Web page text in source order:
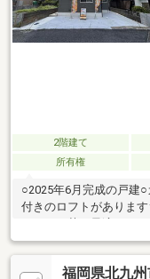
2階建て
所有権
○2025年6月完成の戸建
付きのロフトがありま
スペース荷も最適です
りです○LDKは約20帖と
です○２階にリビングが
すくプライバシーを確
福岡県北九